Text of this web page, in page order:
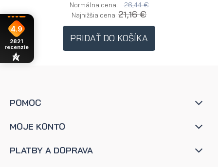
Normálna cena: 26,44 €
Najnižšia cena: 21,16 €
PRIDAŤ DO KOŠÍKA
POMOC
MOJE KONTO
PLATBY A DOPRAVA
4.9
2821
recenzie